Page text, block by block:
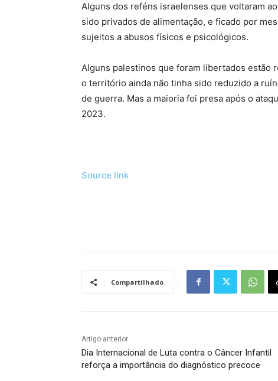
Alguns dos reféns israelenses que voltaram
sido privados de alimentação, e ficado por
sujeitos a abusos físicos e psicológicos.
Alguns palestinos que foram libertados estão
o território ainda não tinha sido reduzido a
de guerra. Mas a maioria foi presa após o
2023.
Source link
Compartilhado
Artigo anterior
Dia Internacional de Luta contra o Câncer Infantil
reforça a importância do diagnóstico precoce